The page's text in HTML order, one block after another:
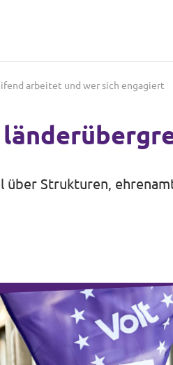
arbeitet und wer sich engagiert
über Strukturen,